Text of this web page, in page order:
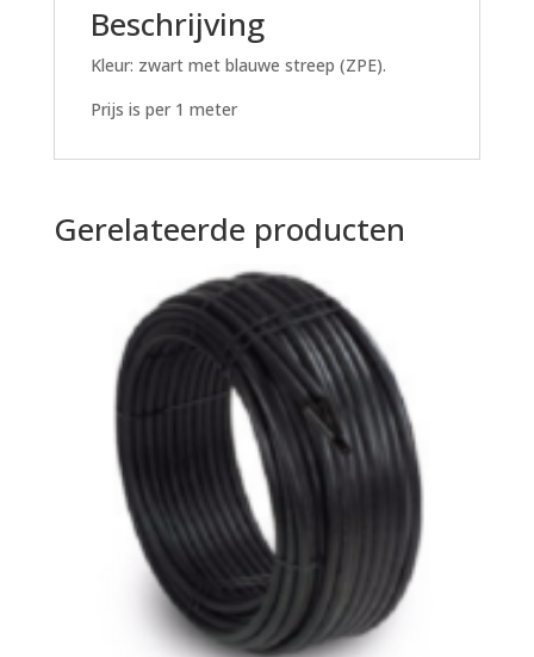
aantalBeschrijving
Kleur: zwart met blauwe streep (ZPE).
Prijs is per 1 meter
Gerelateerde producten